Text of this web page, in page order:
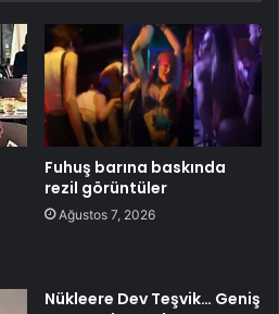
Fuhuş barına baskında
rezil görüntüler
Ağustos 7, 2026
Nükleere Dev Teşvik… Geniş